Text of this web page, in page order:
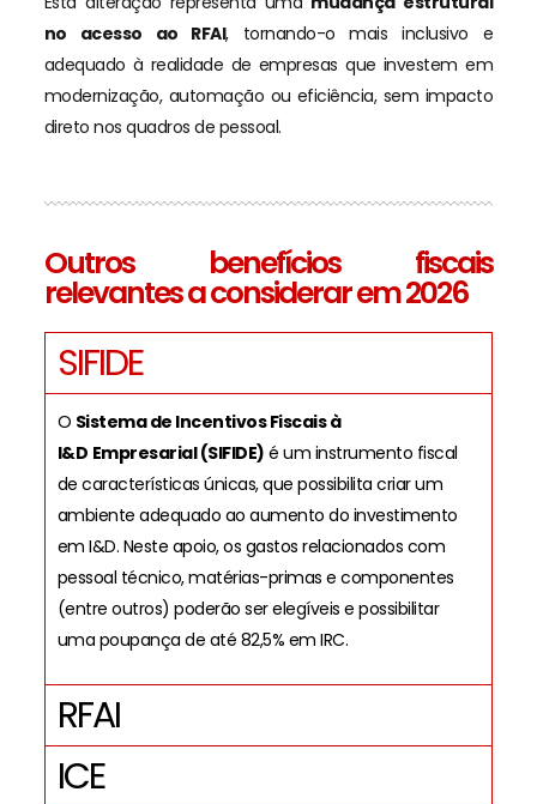
no acesso ao RFAI, tornando-o mais inclusivo e
adequado à realidade de empresas que investem em
modernização, automação ou eficiência, sem impacto
direto nos quadros de pessoal.
Outros benefícios fiscais
relevantes a considerar em 2026
SIFIDE
O Sistema de Incentivos Fiscais à
I&D Empresarial (SIFIDE) é um instrumento fiscal
de características únicas, que possibilita criar um
ambiente adequado ao aumento do investimento
em I&D. Neste apoio, os gastos relacionados com
pessoal técnico, matérias-primas e componentes
(entre outros) poderão ser elegíveis e possibilitar
uma poupança de até 82,5% em IRC.
RFAI
ICE